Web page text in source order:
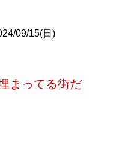
09/15(日)
まってる街だ